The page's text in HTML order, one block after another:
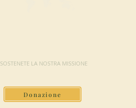
SOSTENETE LA NOSTRA MISSIONE
Donazione